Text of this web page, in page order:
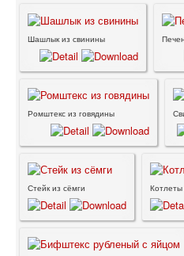
Шашлык из свинины
Ромштекс из говядины
Стейк из сёмги Котлеты